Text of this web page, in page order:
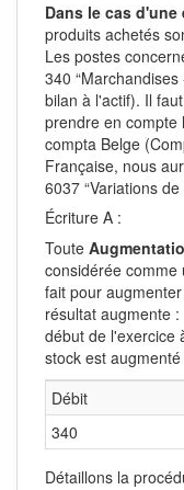
Dans le cas
produits achetés
Les postes
340
bilan à l'actif). Il
prendre en compte
compta Belge
Française, nous
6037 “Variations
Écriture A :
Toute
considérée comme
fait pour
résultat augmente
début de l'exercice
stock est
Débit
340
Détaillons la